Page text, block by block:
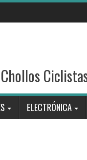
ELECTRÓNICA